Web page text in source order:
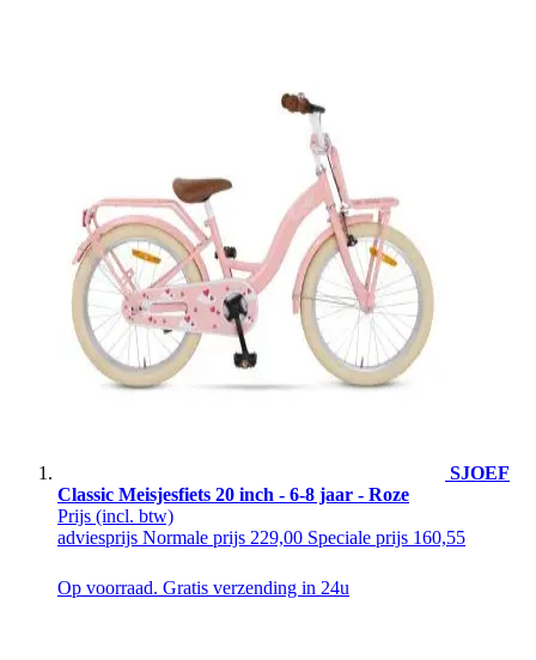
SJOEF
Classic Meisjesfiets 20 inch - 6-8 jaar - Roze
Prijs (incl. btw)
adviesprijs Normale prijs 229,00 Speciale prijs 160,55
Op voorraad. Gratis verzending in 24u